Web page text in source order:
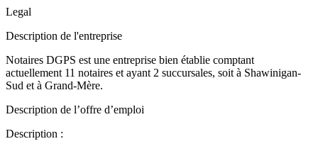
Legal
Description de l'entreprise
Notaires DGPS est une entreprise bien établie comptant
actuellement 11 notaires et ayant 2 succursales, soit à Shawinigan-
Sud et à Grand-Mère.
Description de l’offre d’emploi
Description :